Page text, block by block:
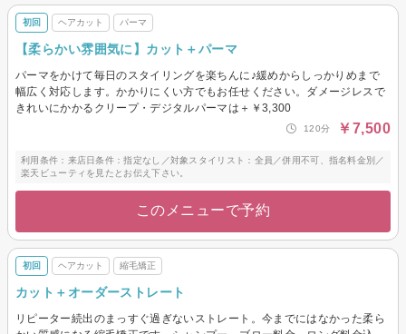
初回 ヘアカット パーマ
【柔らかい雰囲気に】カット＋パーマ
パーマをかけて毎日のスタイリングを楽ちんに♪緩めからしっかりめまで
幅広く対応します。かかりにくい方でもお任せください。ダメージレスで
きれいにかかるクリープ・デジタルパーマは＋￥3,300
120分 ￥7,500
利用条件：来店日条件：指定なし／対象スタイリスト：全員／併用不可、指名料金別／
楽天ビューティを見たとお伝え下さい。
このメニューで予約
初回 ヘアカット 縮毛矯正
カット＋オーダーストレート
リピーター続出のまっすぐ過ぎないストレート。今までにはなかった柔ら